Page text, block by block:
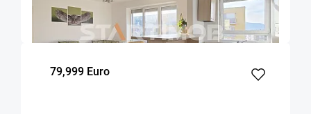
59.17
m² dormitoare Etaj
79,999 Euro